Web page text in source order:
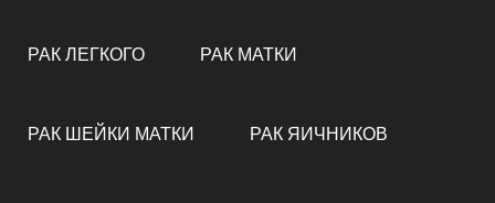
РАК ЛЕГКОГО РАК МАТКИ
РАК ШЕЙКИ МАТКИ РАК ЯИЧНИКОВ